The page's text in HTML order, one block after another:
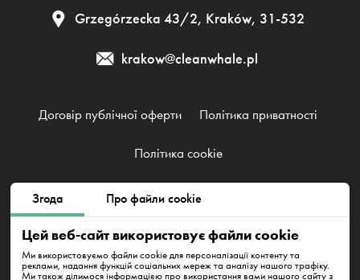
Згода Про файли cookie
Цей веб-сайт використовує файли cookie
Ми використовуємо файли cookie для персоналізації контенту та
реклами, надання функцій соціальних мереж та аналізу нашого трафіку.
Ми також ділимося інформацією про використання вами нашого сайту з
Grzegórzecka 43/2, Kraków, 31-532
krakow@cleanwhale.pl
Договір публічної оферти Політика приватності
Політика cookie
Clean Whale Sp. z o.o., KRS 0000868230, NIP: 6751738063,
REGON: 38745511400000
Grzegórzecka 43/2, Kraków, 31-532